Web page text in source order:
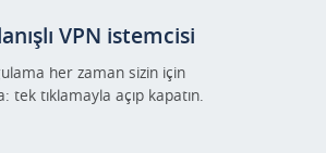
VPN istemcisi
her zaman sizin için
tek tıklamayla açıp kapatın.